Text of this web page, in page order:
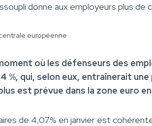
donne aux employeurs plus de
européenne
où les défenseurs des
%, qui, selon eux, entraînerait
est prévue dans la zone euro
de 4,07% en janvier est